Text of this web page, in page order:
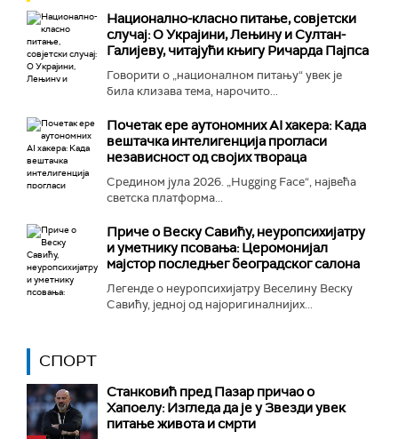
Национално-класнo питање, совјетски
случај: О Украјини, Лењину и Султан-
Галијеву, читајући књигу Ричарда Пајпса
Говорити о „националном питању“ увек је
била клизава тема, нарочито...
Почетак ере аутономних AI хакера: Када
вештачка интелигенција прогласи
независност од својих твораца
Средином јула 2026. „Hugging Face“, највећа
светска платформа...
Приче о Веску Савићу, неуропсихијатру
и уметнику псовања: Церомонијал
мајстор последњег београдског салона
Легенде о неуропсихијатру Веселину Веску
Савићу, једној од најоригиналнијих...
СПОРТ
Станковић пред Пазар причао о
Хапоелу: Изгледа да је у Звезди увек
питање живота и смрти